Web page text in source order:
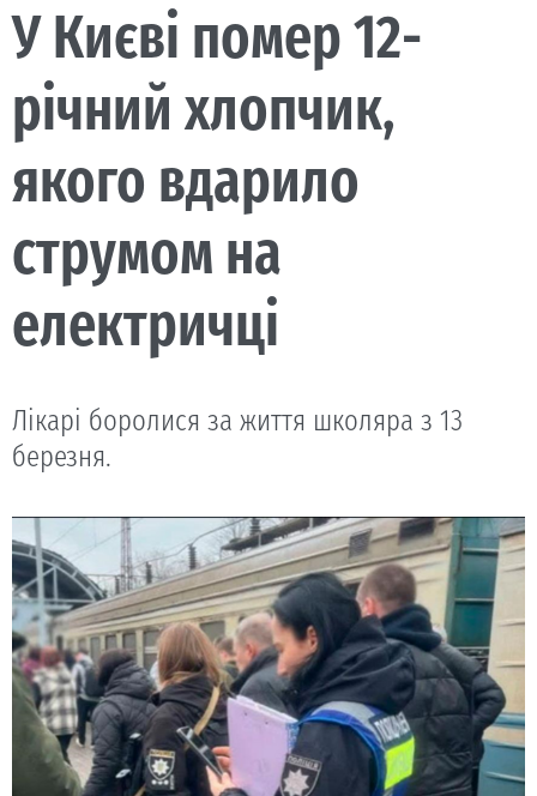
У Києві помер 12-
річний хлопчик,
якого вдарило
струмом на
електричці
Лікарі боролися за життя школяра з 13
березня.